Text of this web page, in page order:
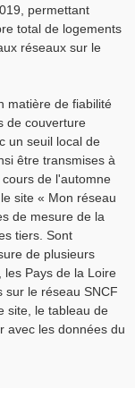
permettant
total de logements
réseaux sur le
matière de fiabilité
de couverture
un seuil local de
être transmises à
de l'automne
site « Mon réseau
de mesure de la
tiers. Sont
de plusieurs
les Pays de la Loire
sur le réseau SNCF
site, le tableau de
avec les données du